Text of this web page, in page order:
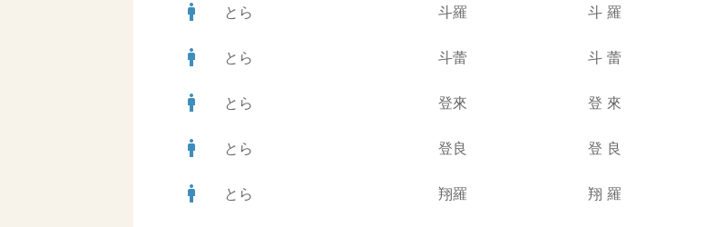
man とら 斗羅 斗 羅
man とら 斗蕾 斗 蕾
man とら 登來 登 來
man とら 登良 登 良
man とら 翔羅 翔 羅